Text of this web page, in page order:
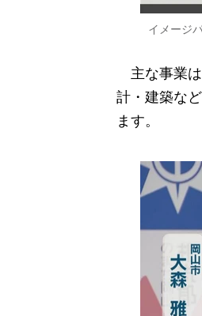
イメージ
主な事業は
計・建築な
ます。